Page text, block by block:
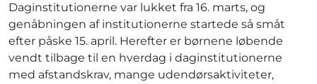
Daginstitutionerne var lukket fra 16. marts, og
genåbningen af institutionerne startede så småt
efter påske 15. april. Herefter er børnene løbende
vendt tilbage til en hverdag i daginstitutionerne
med afstandskrav, mange udendørsaktiviteter,